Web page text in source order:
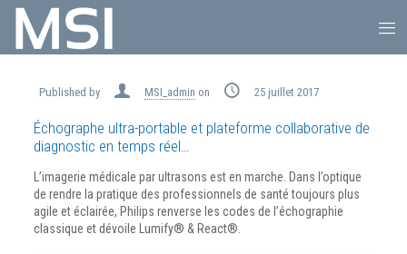
Published by MSI_admin on 25 juillet 2017
Échographe ultra-portable et plateforme collaborative de
diagnostic en temps réel…
L’imagerie médicale par ultrasons est en marche. Dans l’optique
de rendre la pratique des professionnels de santé toujours plus
agile et éclairée, Philips renverse les codes de l’échographie
classique et dévoile Lumify® & React®.